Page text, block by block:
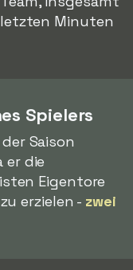
Minuten
Spielers
Saison
er die
Eigentore
erzielen - zwei